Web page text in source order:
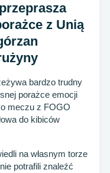
z Unią
bardzo trudny
porażce emocji
meczu z FOGO
do kibiców
na własnym torze
potrafili znaleźć